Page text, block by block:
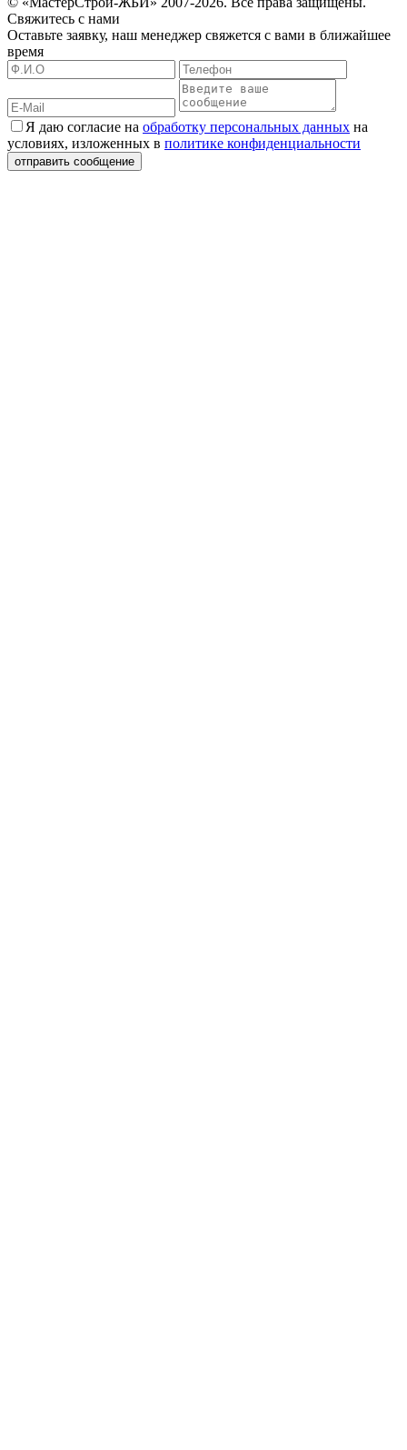
Свяжитесь с нами
Оставьте заявку, наш менеджер свяжется с вами в ближайшее
время
Я даю согласие на обработку персональных данных на
условиях, изложенных в политике конфиденциальности